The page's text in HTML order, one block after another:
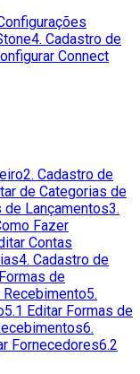
4. Cadastro de
Connect
2. Cadastro de
de Categorias de
de Lançamentos3.
Fazer
Contas
4. Cadastro de
de
Recebimento5.
5.1 Editar Formas de
6.
Fornecedores6.2